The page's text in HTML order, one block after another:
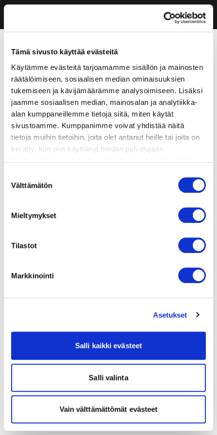
Tämä sivusto käyttää evästeitä
Käytämme evästeitä tarjoamamme sisällön ja mainosten
räätälöimiseen, sosiaalisen median ominaisuuksien
tukemiseen ja kävijämäärämme analysoimiseen. Lisäksi
jaamme sosiaalisen median, mainosalan ja analytiikka-
alan kumppaneillemme tietoja siitä, miten käytät
sivustoamme. Kumppanimme voivat yhdistää näitä
tietoja muihin tietoihin, joita olet antanut heille tai joita on
kerätty, kun olet käyttänyt heidän palvelujaan.
valinta
Välttämätön
Mieltymykset
Tilastot
Markkinointi
Asetukset
Salli kaikki evästeet
Salli valinta
Vain välttämättömät evästeet